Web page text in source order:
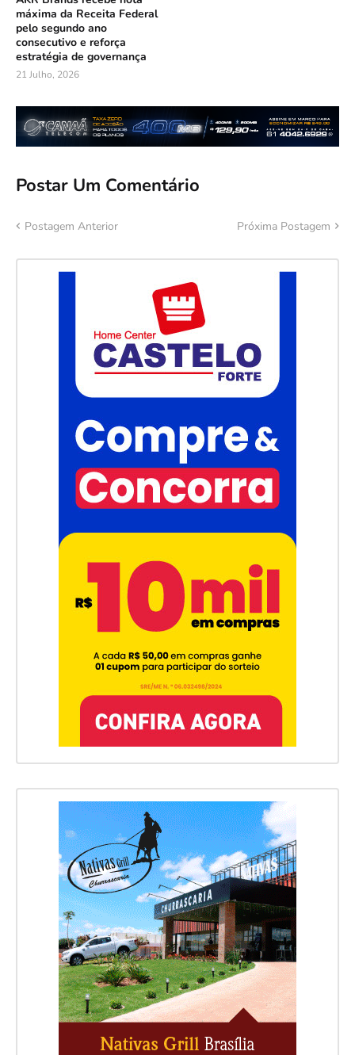
máxima da Receita Federal
pelo segundo ano
consecutivo e reforça
estratégia de governança
21 Julho, 2026
Postar Um Comentário
Postagem Anterior Próxima Postagem